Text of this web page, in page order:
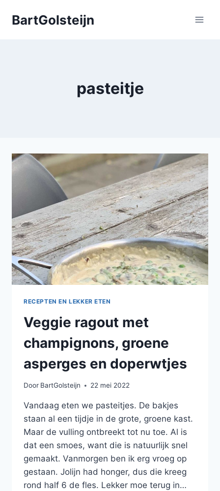
naarBartGolsteijn
pasteitje
RECEPTEN EN LEKKER ETEN
Veggie ragout met
champignons, groene
asperges en doperwtjes
Door BartGolsteijn 22 mei 2022
Vandaag eten we pasteitjes. De bakjes
staan al een tijdje in de grote, groene kast.
Maar de vulling ontbreekt tot nu toe. Al is
dat een smoes, want die is natuurlijk snel
gemaakt. Vanmorgen ben ik erg vroeg op
gestaan. Jolijn had honger, dus die kreeg
rond half 6 de fles. Lekker moe terug in…